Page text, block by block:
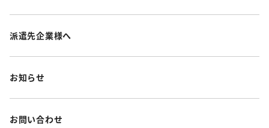
派遣先企業様へ
お知らせ
お問い合わせ